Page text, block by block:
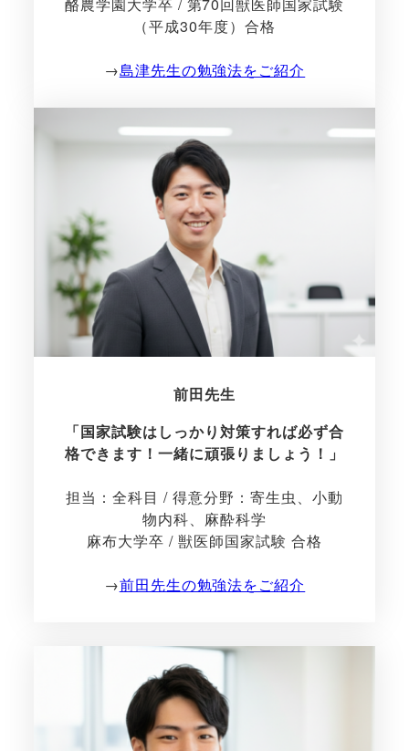
（平成30年度）合格
→島津先生の勉強法をご紹介
前田先生
「国家試験はしっかり対策すれば必ず合
格できます！一緒に頑張りましょう！」
担当：全科目 / 得意分野：寄生虫、小動
物内科、麻酔科学
麻布大学卒 / 獣医師国家試験 合格
→前田先生の勉強法をご紹介